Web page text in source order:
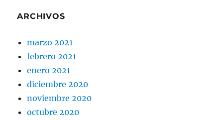
ARCHIVOS
marzo 2021
febrero 2021
enero 2021
diciembre 2020
noviembre 2020
octubre 2020